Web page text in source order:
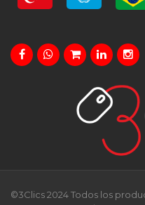
©3Clics 2024 Todos los